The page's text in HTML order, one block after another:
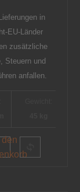
in
EU-Länder
zusätzliche
Steuern und
anfallen.
den